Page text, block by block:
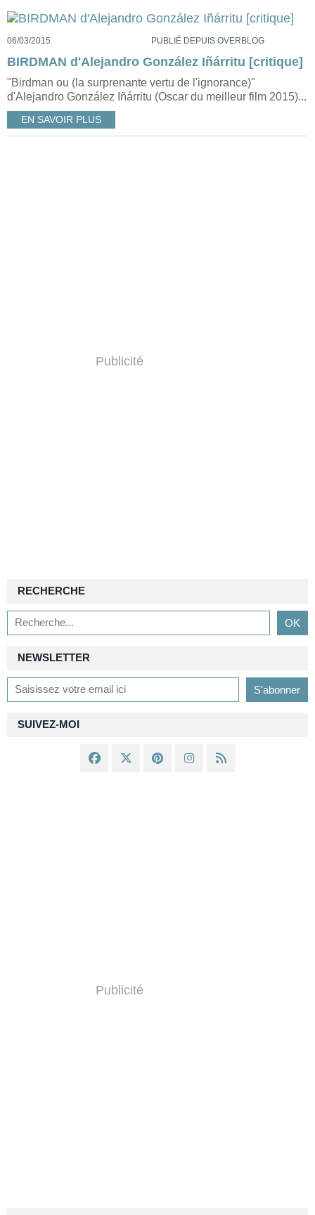
06/03/2015 PUBLIÉ DEPUIS OVERBLOG
BIRDMAN d'Alejandro González Iñárritu [critique]
"Birdman ou (la surprenante vertu de l'ignorance)"
d'Alejandro González Iñárritu (Oscar du meilleur film 2015)...
EN SAVOIR PLUS
Publicité
NEWSLETTER
SUIVEZ-MOI
RECHERCHE
Publicité